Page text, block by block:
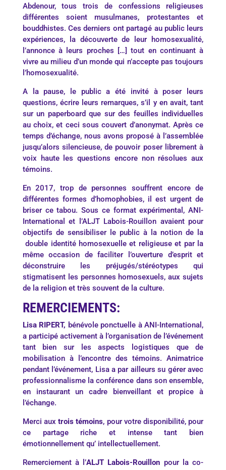
Abdenour, tous trois de confessions religieuses
différentes soient musulmanes, protestantes et
bouddhistes. Ces derniers ont partagé au public leurs
expériences, la découverte de leur homosexualité,
l’annonce à leurs proches […] tout en continuant à
vivre au milieu d’un monde qui n’accepte pas toujours
l’homosexualité.
A la pause, le public a été invité à poser leurs
questions, écrire leurs remarques, s’il y en avait, tant
sur un paperboard que sur des feuilles individuelles
au choix, et ceci sous couvert d’anonymat. Après ce
temps d’échange, nous avons proposé à l’assemblée
jusqu’alors silencieuse, de pouvoir poser librement à
voix haute les questions encore non résolues aux
témoins.
En 2017, trop de personnes souffrent encore de
différentes formes d’homophobies, il est urgent de
briser ce tabou. Sous ce format expérimental, ANI-
International et l’ALJT Labois-Rouillon avaient pour
objectifs de sensibiliser le public à la notion de la
double identité homosexuelle et religieuse et par la
même occasion de faciliter l’ouverture d’esprit et
déconstruire les préjugés/stéréotypes qui
stigmatisent les personnes homosexuels, aux sujets
de la religion et très souvent de la culture.
REMERCIEMENTS:
Lisa RIPERT, bénévole ponctuelle à ANI-International,
a participé activement à l’organisation de l’événement
tant bien sur les aspects logistiques que de
mobilisation à l’encontre des témoins. Animatrice
pendant l’événement, Lisa a par ailleurs su gérer avec
professionnalisme la conférence dans son ensemble,
en instaurant un cadre bienveillant et propice à
l’échange.
Merci auxtrois témoins, pour votre disponibilité, pour
ce partage riche et intense tant bien
émotionnellement qu’ intellectuellement.
Remerciement à l’ALJT Labois-Rouillon pour la co-